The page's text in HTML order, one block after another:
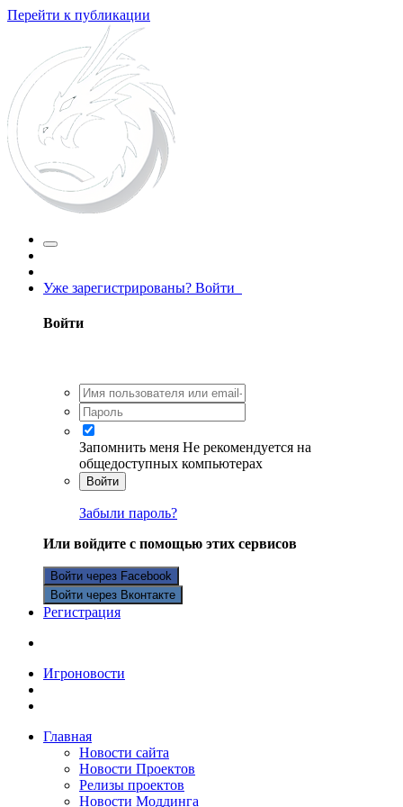
Перейти к публикации
Уже зарегистрированы? Войти
Войти
Запомнить меня Не рекомендуется на
общедоступных компьютерах
Войти
Забыли пароль?
Или войдите с помощью этих сервисов
Войти через Facebook
Войти через Вконтакте
Регистрация
Игроновости
Главная
Новости сайта
Новости Проектов
Релизы проектов
Новости Моддинга